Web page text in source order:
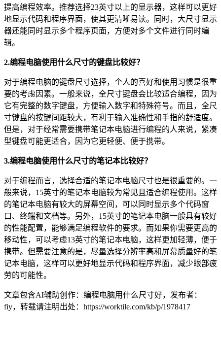
提高编程效率。推荐选择23英寸以上的显示器，这样可以更好
地显示代码和程序界面，使其更清晰易读。同时，大尺寸显示
器还能同时显示多个程序页面，方便对多个文件进行同时编
辑。
2.编程电脑使用什么尺寸的键盘比较好？
对于编程电脑的键盘尺寸选择，个人的喜好和使用习惯是很重
要的考虑因素。一般来说，全尺寸键盘会比较适合编程，因为
它有完整的数字键盘，方便输入数字和特殊符号。而且，全尺
寸键盘的按键间距较大，有利于输入准确性和手指的舒适度。
但是，对于经常需要携带笔记本电脑进行编程的人来说，紧凑
型键盘可能更适合，因为它更轻便、便于携带。
3.编程电脑使用什么尺寸的笔记本比较好？
对于编程而言，选择合适的笔记本电脑尺寸也是很重要的。一
般来说，15英寸的笔记本电脑较为常见且适合编程使用。这样
的笔记本电脑有较大的屏幕空间，可以同时显示多个代码窗
口、终端和文档等。另外，15英寸的笔记本电脑一般具有较好
的性能配置，能够满足编程软件的要求。而如果你需要更高的
移动性，可以考虑13英寸的笔记本电脑，这样更加轻薄，便于
携带。但需要注意的是，尽量选择分辨率高和屏幕质量好的笔
记本电脑，这样可以更好地显示代码和程序界面，减少眼部疲
劳的可能性。
文章包含AI辅助创作：编程电脑用什么尺寸好，发布者：
fiy，转载请注明出处： https://worktile.com/kb/p/1978417